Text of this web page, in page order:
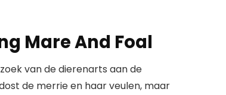
Mare And Foal
van de dierenarts aan de
de merrie en haar veulen, maar